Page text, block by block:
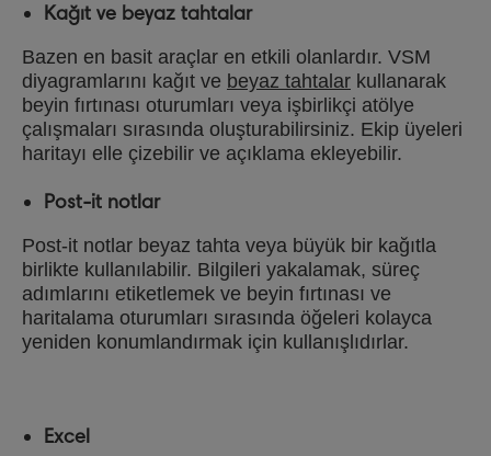
Kağıt ve beyaz tahtalar
Bazen en basit araçlar en etkili olanlardır. VSM
diyagramlarını kağıt ve beyaz tahtalar kullanarak
beyin fırtınası oturumları veya işbirlikçi atölye
çalışmaları sırasında oluşturabilirsiniz. Ekip üyeleri
haritayı elle çizebilir ve açıklama ekleyebilir.
Post-it notlar
Post-it notlar beyaz tahta veya büyük bir kağıtla
birlikte kullanılabilir. Bilgileri yakalamak, süreç
adımlarını etiketlemek ve beyin fırtınası ve
haritalama oturumları sırasında öğeleri kolayca
yeniden konumlandırmak için kullanışlıdırlar.
Excel